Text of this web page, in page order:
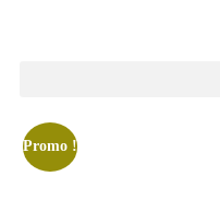
Promo !